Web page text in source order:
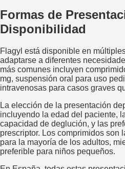
Formas de
Disponibilidad
Flagyl está disponible en
adaptarse a diferentes
más comunes incluyen
mg, suspensión oral para uso
intravenosas para casos graves
La elección de la presentación
incluyendo la edad del paciente,
capacidad de deglución, y las
prescriptor. Los comprimidos son
para la mayoría de los adultos,
preferible para niños pequeños.